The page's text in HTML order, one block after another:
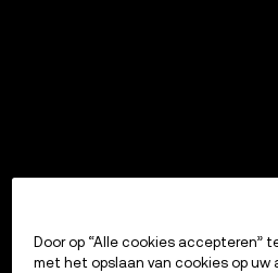
Door op “Alle cookies accepteren”
met het opslaan van cookies op uw